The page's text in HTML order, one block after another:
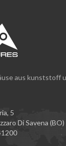
aus kunststoff
5
Di Savena (BO)